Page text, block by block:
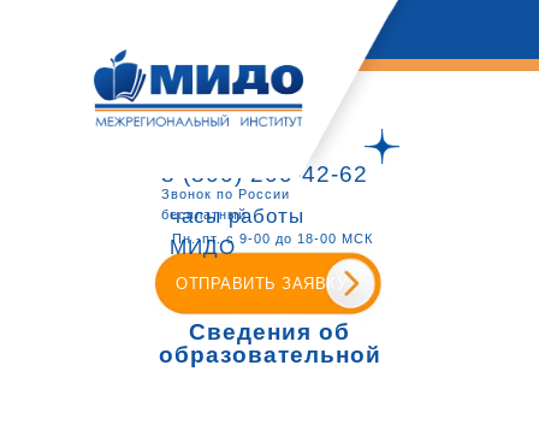
8 (800) 200-42-62
Звонок по России
бесплатный
ОТПРАВИТЬ ЗАЯВКУ
часы работы
МИДО
Пн.-пт. с 9-00 до 18-00 МСК
Сведения об
образовательной